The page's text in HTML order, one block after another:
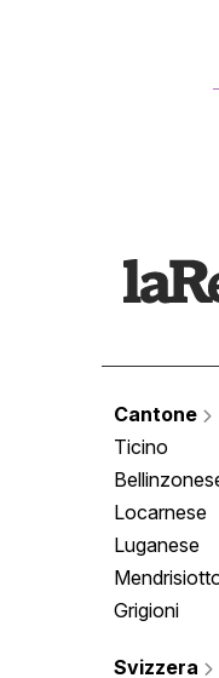
Cantone
Ticino
Locarnese
Luganese
Grigioni
Svizzera